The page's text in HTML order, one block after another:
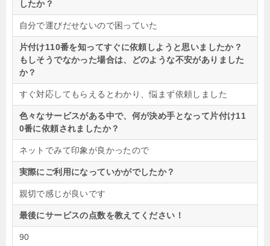
したか？
自分で運びだせないので困っていた
片付け110番を知ってすぐに依頼しようと思いましたか？
もしそうでなかった場合は、どのような不安がありました
か？
すぐ対応してもらえるとわかり、悩まず依頼しました
色々なサービスがある中で、何が決め手となって片付け11
0番に依頼されましたか？
ネットでみて印象が良かったので
実際にご利用になっていかがでしたか？
親切で感じが良いです
最後にサービスの点数を教えてください！
90